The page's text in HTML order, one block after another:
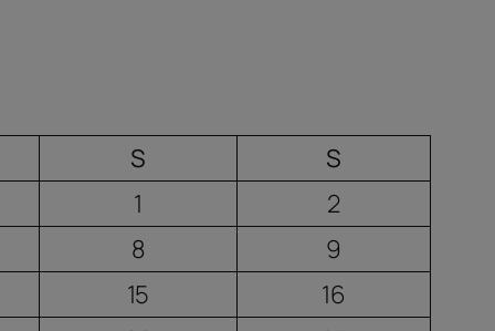
S
S
1
2
8
9
15
16